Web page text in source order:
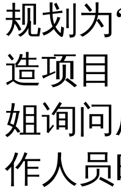
规划为
造项
姐询
作人